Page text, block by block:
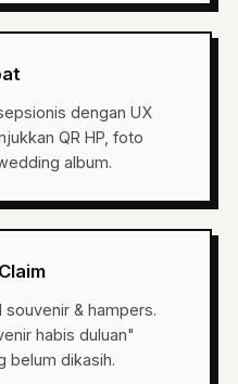
dengan UX
QR HP, foto
album.
souvenir & hampers.
habis duluan"
belum dikasih.